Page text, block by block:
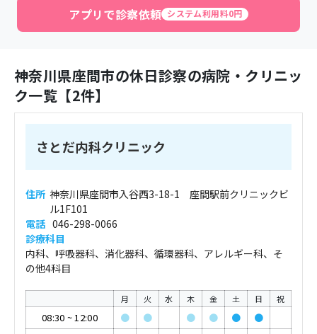
アプリで診察依頼 システム利用料0円
神奈川県座間市の休日診察の病院・クリニッ
ク一覧【2件】
さとだ内科クリニック
住所 神奈川県座間市入谷西3-18-1 座間駅前クリニックビ
ル1F101
電話 046-298-0066
診療科目
内科、呼吸器科、消化器科、循環器科、アレルギー科、そ
の他4科目
月 火 水 木 金 土 日 祝
08:30 ~12:00 ● ● ● ● ●
●